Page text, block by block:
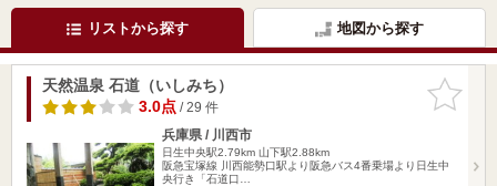
リストから探す 地図から探す
お気に入
りに追加
天然温泉 石道（いしみち）
3.0点/ 29 件
兵庫県 / 川西市
日生中央駅2.79km 山下駅2.88km
阪急宝塚線 川西能勢口駅より阪急バス4番乗場より日生中
央行き「石道口…